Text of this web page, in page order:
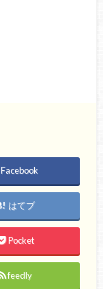
Facebook
はてブ
Pocket
feedly